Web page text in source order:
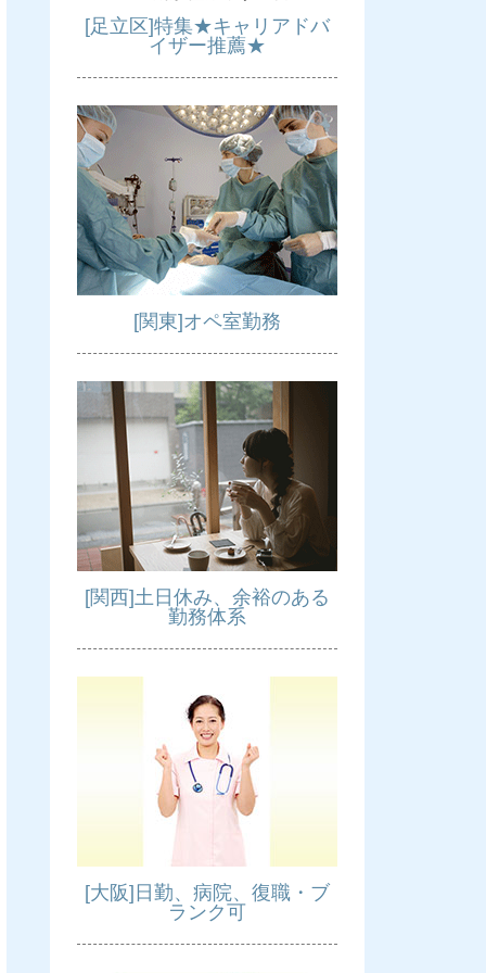
[足立区]特集★キャリアドバ
イザー推薦★
[関東]オペ室勤務
[関西]土日休み、余裕のある
勤務体系
[大阪]日勤、病院、復職・ブ
ランク可